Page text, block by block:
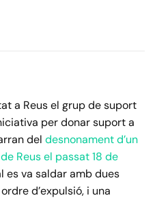
a Reus el grup de suport
per donar suport a
del desnonament d’un
Reus el passat 18 de
es va saldar amb dues
d’expulsió, i una